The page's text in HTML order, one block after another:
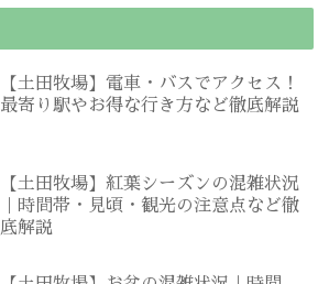
【土田牧場】電車・バスでアクセス！
最寄り駅やお得な行き方など徹底解説
【土田牧場】紅葉シーズンの混雑状況
｜時間帯・見頃・観光の注意点など徹
底解説